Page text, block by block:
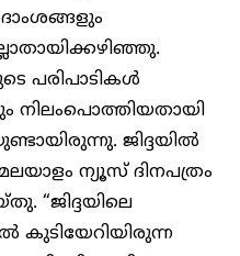
പരിപാടികൾ
നിലംപൊത്തിയതായി
ജിദ്ദയിൽ
മലയാളം ന്യൂസ് ദിനപത്രം
“ജിദ്ദയിലെ
കുടിയേറിയിരുന്ന